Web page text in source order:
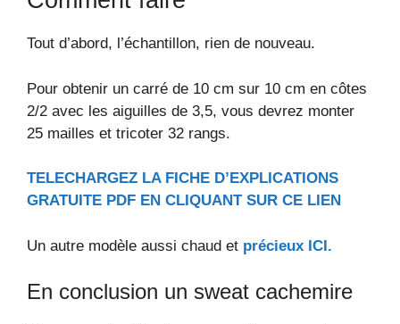
Tout d’abord, l’échantillon, rien de nouveau.
Pour obtenir un carré de 10 cm sur 10 cm en côtes
2/2 avec les aiguilles de 3,5, vous devrez monter
25 mailles et tricoter 32 rangs.
TELECHARGEZ LA FICHE D’EXPLICATIONS
GRATUITE PDF EN CLIQUANT SUR CE LIEN
Un autre modèle aussi chaud et précieux ICI.
En conclusion un sweat cachemire